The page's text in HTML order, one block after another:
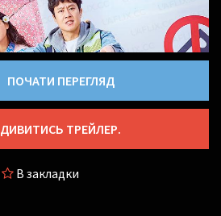
ПОЧАТИ ПЕРЕГЛЯД
ДИВИТИСЬ ТРЕЙЛЕР.
В закладки